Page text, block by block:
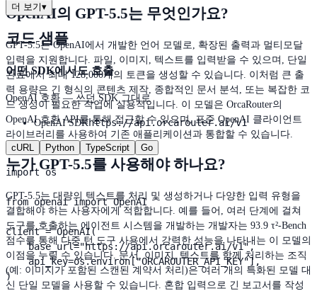
OpenAI의 GPT-5.5는 무엇인가요?
GPT-5.5는 OpenAI에서 개발한 언어 모델로, 확장된 출력과 멀티모달
입력을 지원합니다. 파일, 이미지, 텍스트를 입력받을 수 있으며, 단일
완료에서 최대 128,000개의 토큰을 생성할 수 있습니다. 이처럼 큰 출
력 용량은 긴 형식의 콘텐츠 제작, 종합적인 문서 분석, 또는 복잡한 코
드 생성이 필요한 작업에 실용적입니다. 이 모델은 OrcaRouter의
OpenAI 호환 API를 통해 접근할 수 있으며, 표준 OpenAI 클라이언트
라이브러리를 사용하여 기존 애플리케이션과 통합할 수 있습니다.
누가 GPT-5.5를 사용해야 하나요?
GPT-5.5는 대량의 텍스트를 처리 및 생성하거나 다양한 입력 유형을
결합해야 하는 사용자에게 적합합니다. 예를 들어, 여러 단계에 걸쳐
도구를 호출하는 에이전트 시스템을 개발하는 개발자는 93.9 τ²-Bench
점수를 통해 다중 턴 도구 사용에서 강력한 성능을 나타내는 이 모델의
이점을 누릴 수 있습니다. 문서, 이미지, 텍스트를 함께 처리하는 조직
(예: 이미지가 포함된 스캔된 계약서 처리)은 여러 개의 특화된 모델 대
신 단일 모델을 사용할 수 있습니다. 혼합 입력으로 긴 보고서를 작성
더 보기▾
코드 샘플
어떤 SDK에서도 호출
OpenAI 호환 — 쓰던 SDK 그대로
OpenAI SDKhttps://api.orcarouter.ai/v1
cURL Python TypeScript Go
import os
from openai import OpenAI
client = OpenAI(
    base_url="https://api.orcarouter.ai/v1",
    api_key=os.environ["ORCAROUTER_API_KEY"],
)